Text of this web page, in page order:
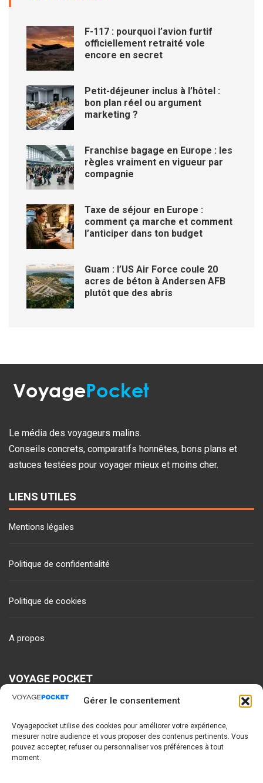
Gérer le consentement
Voyagepocket utilise des cookies pour améliorer votre expérience,
mesurer notre audience et vous proposer des contenus pertinents. Vous
pouvez accepter, refuser ou personnaliser vos préférences à tout
moment.
F-117 : pourquoi l’avion furtif
officiellement retraité vole
encore en secret
Petit-déjeuner inclus à l’hôtel :
bon plan réel ou argument
marketing ?
Franchise bagage en Europe : les
règles vraiment en vigueur par
compagnie
Taxe de séjour en Europe :
comment ça marche et comment
l’anticiper dans ton budget
Guam : l’US Air Force coule 20
acres de béton à Andersen AFB
plutôt que des abris
Le média des voyageurs malins.
Conseils concrets, comparatifs honnêtes, bons plans et
astuces testées pour voyager mieux et moins cher.
LIENS UTILES
Mentions légales
Politique de confidentialité
Politique de cookies
A propos
VOYAGE POCKET
Partenaires